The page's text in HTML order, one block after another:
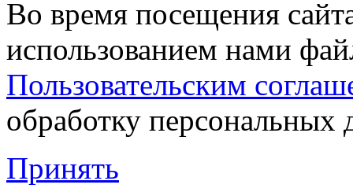
Во время посещения
использованием нами
Пользовательским
обработку персональных
Принять